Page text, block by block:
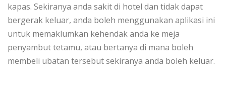
kapas. Sekiranya anda sakit di hotel dan tidak dapat
bergerak keluar, anda boleh menggunakan aplikasi ini
untuk memaklumkan kehendak anda ke meja
penyambut tetamu, atau bertanya di mana boleh
membeli ubatan tersebut sekiranya anda boleh keluar.